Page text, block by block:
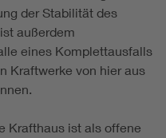
der Stabilität des
außerdem
eines Komplettausfalls
Kraftwerke von hier aus
Krafthaus ist als offene